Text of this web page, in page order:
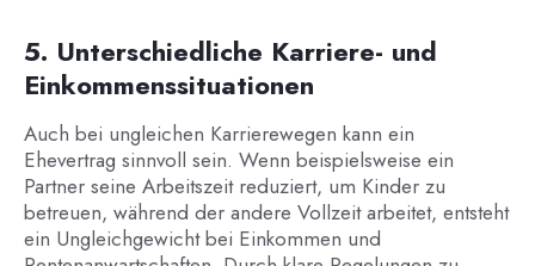
5. Unterschiedliche Karriere- und
Einkommenssituationen
Auch bei ungleichen Karrierewegen kann ein
Ehevertrag sinnvoll sein. Wenn beispielsweise ein
Partner seine Arbeitszeit reduziert, um Kinder zu
betreuen, während der andere Vollzeit arbeitet, entsteht
ein Ungleichgewicht bei Einkommen und